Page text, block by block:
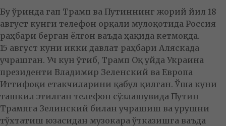
Бу ўринда гап Трамп ва Путиннинг жорий йил 18
август кунги телефон орқали мулоқотида Россия
раҳбари берган ёлғон ваъда ҳақида кетмоқда.
15 август куни икки давлат раҳбари Аляскада
учрашган. Уч кун ўтиб, Трамп Оқ уйда Украина
президенти Владимир Зеленский ва Европа
Иттифоқи етакчиларини қабул қилган. Ўша куни
ташкил этилган телефон сўзлашувида Путин
Трампга Зелинский билан учрашиш ва урушни
тўхтатиш юзасидан музокара ўтказишга ваъда